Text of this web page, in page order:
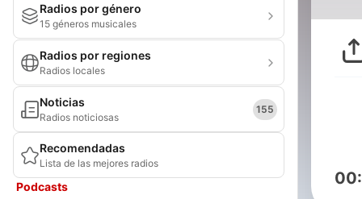
Radios por género
15 géneros musicales
Radios por regiones
Radios locales
Noticias
Radios noticiosas
155
Recomendadas
Lista de las mejores radios
Podcasts